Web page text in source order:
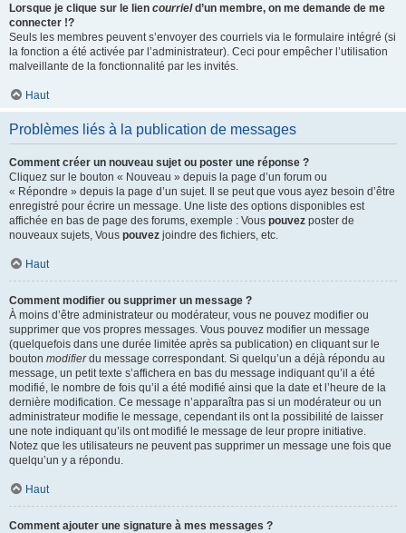
Lorsque je clique sur le lien courrield’un membre, on me demande de me
connecter !?
Seuls les membres peuvent s’envoyer des courriels via le formulaire intégré (si
la fonction a été activée par l’administrateur). Ceci pour empêcher l’utilisation
malveillante de la fonctionnalité par les invités.
Haut
Problèmes liés à la publication de messages
Comment créer un nouveau sujet ou poster une réponse ?
Cliquez sur le bouton « Nouveau » depuis la page d’un forum ou
« Répondre » depuis la page d’un sujet. Il se peut que vous ayez besoin d’être
enregistré pour écrire un message. Une liste des options disponibles est
affichée en bas de page des forums, exemple : Vous pouvez poster de
nouveaux sujets, Vous pouvez joindre des fichiers, etc.
Haut
Comment modifier ou supprimer un message ?
À moins d’être administrateur ou modérateur, vous ne pouvez modifier ou
supprimer que vos propres messages. Vous pouvez modifier un message
(quelquefois dans une durée limitée après sa publication) en cliquant sur le
bouton modifierdu message correspondant. Si quelqu’un a déjà répondu au
message, un petit texte s’affichera en bas du message indiquant qu’il a été
modifié, le nombre de fois qu’il a été modifié ainsi que la date et l’heure de la
dernière modification. Ce message n’apparaîtra pas si un modérateur ou un
administrateur modifie le message, cependant ils ont la possibilité de laisser
une note indiquant qu’ils ont modifié le message de leur propre initiative.
Notez que les utilisateurs ne peuvent pas supprimer un message une fois que
quelqu’un y a répondu.
Haut
Comment ajouter une signature à mes messages ?